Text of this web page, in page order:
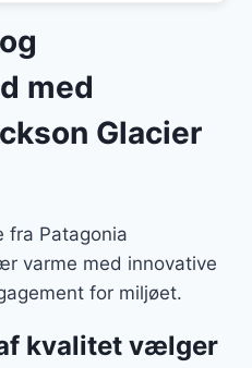
med
Glacier
fra Patagonia
varme med innovative
for miljøet.
kvalitet vælger